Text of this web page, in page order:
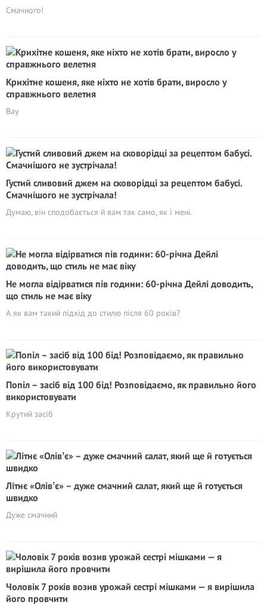
Смачного!
Крихітне кошеня, яке ніхто не хотів брати, виросло у
справжнього велетня
Вау
Густий сливовий джем на сковорідці за рецептом бабусі.
Смачнішого не зустрічала!
Думаю, він сподобається й вам так само, як і мені.
Не могла відірватися пів години: 60-річна Дейлі доводить,
що стиль не має віку
А як вам такий підхід до стилю після 60 років?
Попіл – засіб від 100 бід! Розповідаємо, як правильно його
використовувати
Крутий засіб
Літнє «Олівʼє» – дуже смачний салат, який ще й готується
швидко
Дуже смачний
Чоловік 7 років возив урожай сестрі мішками — я вирішила
його провчити